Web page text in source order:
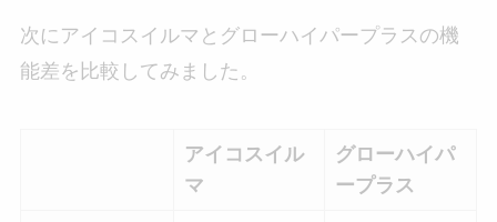
次にアイコスイルマとグローハイパープラスの機
能差を比較してみました。
アイコスイル
マ
グローハイパ
ープラス